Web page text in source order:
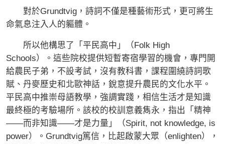
對於Grundtvig，詩詞不僅是種藝術形式，更可將生
命氣息注入人的軀體。
所以他構思了「平民高中」（Folk High
Schools）。這些院校提供短暫寄宿學習的機會，專門開
給農民子弟，不設考試，沒有教科書，課程圍繞詩詞歌
賦、丹麥歷史和北歐神話，銳意提升農民的文化水平。
平民高中推崇母語教學，強調實踐，相信生活才是知識
最終極的考驗場所。該校的校訓意義雋永，指出「精神
——而非知識——才是力量」（Spirit, not knowledge, is
power）。Grundtvig篤信，比起啟蒙大眾（enlighten），